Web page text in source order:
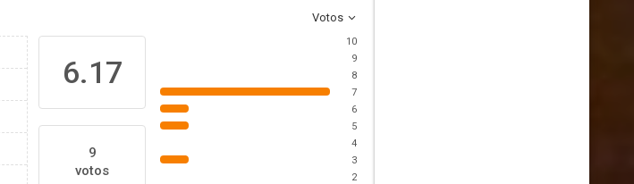
Votos
6.17
9
votos
10
9
8
7
6
5
4
3
2